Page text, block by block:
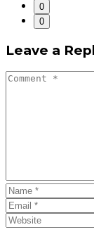
0
0
Leave a